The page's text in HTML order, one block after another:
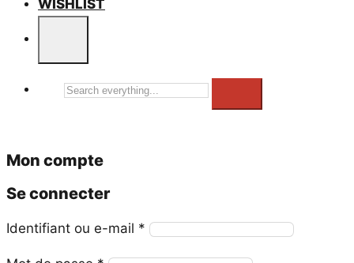
WISHLIST
Search
Mon compte
Se connecter
Identifiant ou e-mail * Obligatoire